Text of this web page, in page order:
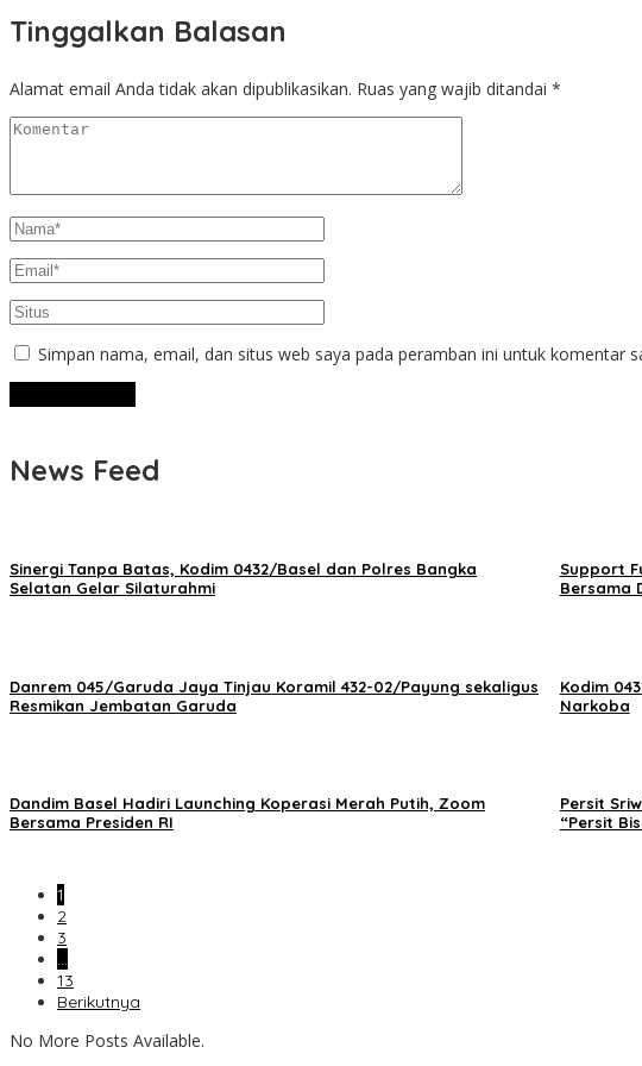
Tinggalkan Balasan
Alamat email Anda tidak akan dipublikasikan. Ruas yang wajib ditandai *
Simpan nama, email, dan situs web saya pada peramban ini untuk komentar
News Feed
‎Sinergi Tanpa Batas, Kodim 0432/Basel dan Polres Bangka
Selatan Gelar Silaturahmi
Support
Bersama
Danrem 045/Garuda Jaya Tinjau Koramil 432-02/Payung sekaligus
Resmikan Jembatan Garuda
Kodim
Narkoba
Dandim Basel Hadiri Launching Koperasi Merah Putih, Zoom
Bersama Presiden RI
Persit
“Persit
1
2
3
…
13
Berikutnya
No More Posts Available.